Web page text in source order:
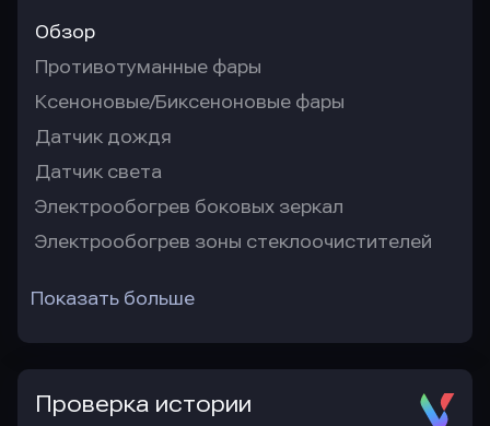
Обзор
Противотуманные фары
Ксеноновые/Биксеноновые фары
Датчик дождя
Датчик света
Электрообогрев боковых зеркал
Электрообогрев зоны стеклоочистителей
Показать больше
Проверка истории